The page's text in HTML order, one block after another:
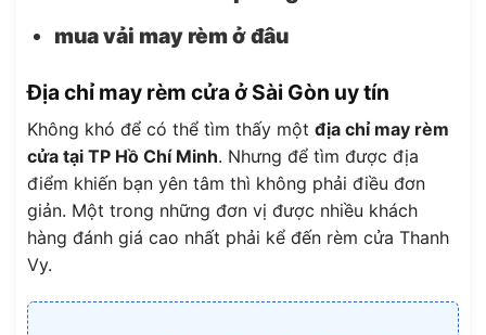
mua vải may rèm ở đâu
Địa chỉ may rèm cửa ở Sài Gòn uy tín
Không khó để có thể tìm thấy một địa chỉ may rèm
cửa tại TP Hồ Chí Minh. Nhưng để tìm được địa
điểm khiến bạn yên tâm thì không phải điều đơn
giản. Một trong những đơn vị được nhiều khách
hàng đánh giá cao nhất phải kể đến rèm cửa Thanh
Vy.